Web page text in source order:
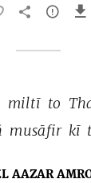
miltī to
musāfir kī
AAZAR